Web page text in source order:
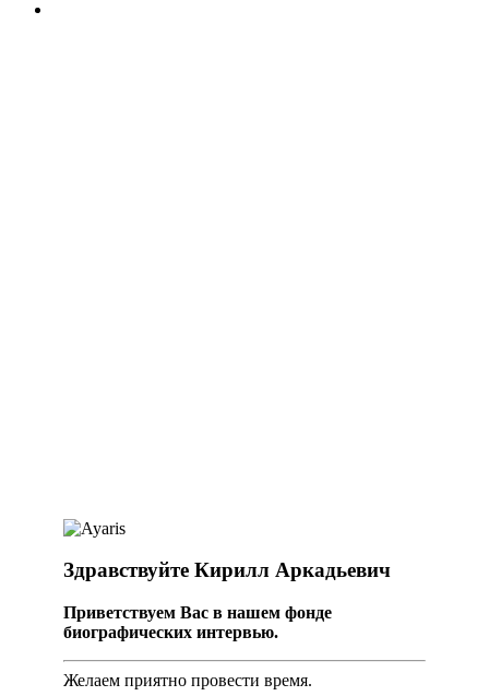
Здравствуйте Кирилл Аркадьевич
Приветствуем Вас в нашем фонде
биографических интервью.
Желаем приятно провести время.